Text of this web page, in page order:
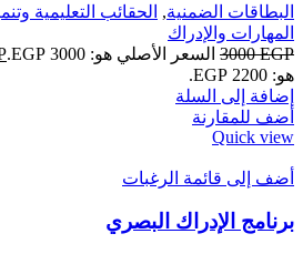
البطاقات الضمنية, الحقائب التعليمية
المهارات والإدراك
3000EGP السعر الأصلي هو: 3000 EGP.
هو: 2200 EGP.
إضافة إلى السلة
أضف للمقارنة
Quick view
أضف إلى قائمة الرغبات
برنامج الإدراك البصري